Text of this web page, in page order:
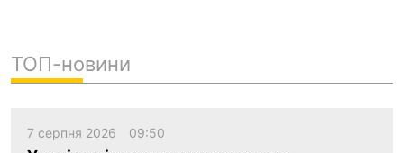
ТОП-новини
7 серпня 2026 09:50